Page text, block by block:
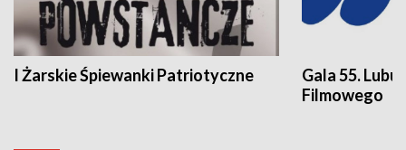
I Żarskie Śpiewanki Patriotyczne
Gala 55.
Filmowego